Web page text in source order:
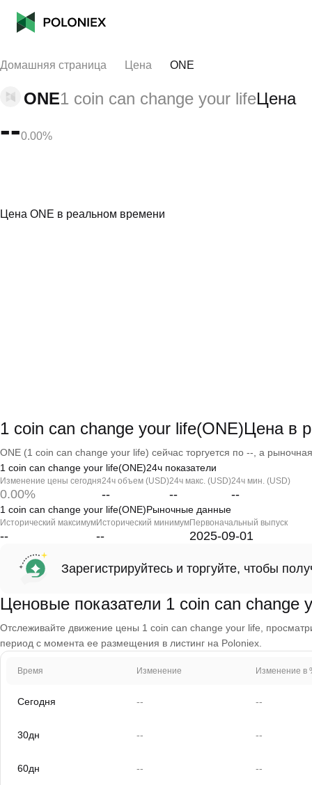
Домашняя страница Цена ONE
ONE1 coin can change your lifeЦена
--0.00%
Цена ONE в реальном времени
1 coin can change your life(ONE)Цена в
ONE (1 coin can change your life) сейчас торгуется по --, а
1 coin can change your life(ONE)24ч показатели
Изменение цены сегодня
0.00%
24ч объем (USD)
--
24ч макс. (USD)
--
24ч мин. (USD)
--
1 coin can change your life(ONE)Рыночные данные
Исторический максимум
--
Исторический минимум
--
Первоначальный выпуск
2025-09-01
Зарегистрируйтесь и торгуйте, чтобы
Ценовые показатели 1 coin can change
Отслеживайте движение цены 1 coin can change your life,
период с момента ее размещения в листинг на Poloniex.
Время Изменение Изменение в
Сегодня -- --
30дн -- --
60дн -- --